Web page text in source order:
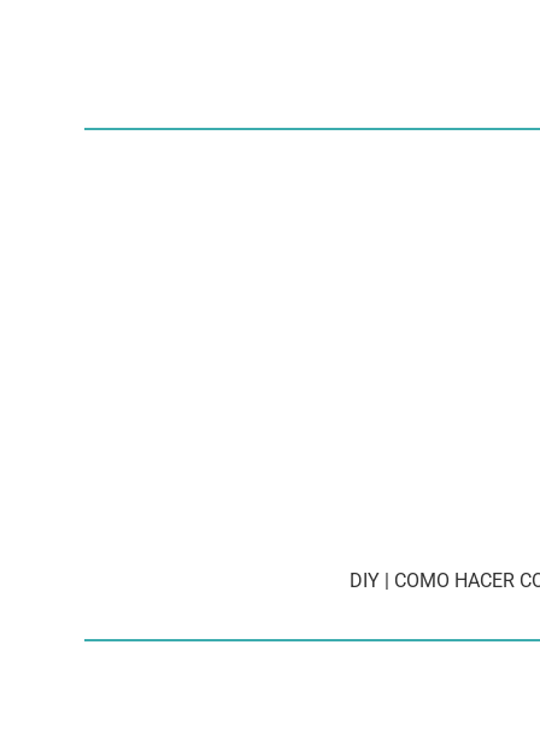
DIY | COMO HACER